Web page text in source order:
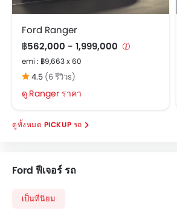
ระบบเสริมแรงเบรก
ไฟเตือนประตู และฝากระโปรงท้าย
เซ็นเซอร์ตรวจจับการชน
ระบบสัญญาณกันขโมย
ล็อกประตูป้องกันเด็ก
คานเหล็กด้านข้างรถ
คานเหล็กด้านหน้ารถ
ระบบกุญแจนิรภัย
ระบบ เปิด / ปิด ไฟหน้าอัตโนมัติ
ระบบปรับไฟหน้า สูง / ต่ำ
Ford Ranger
฿562,000 - 1,999,000
emi : ฿9,663 x 60
4.5 (6 รีวิวs)
Ranger ราคา
PICKUP รถ
Ford ฟีเจอร์ รถ
เป็นที่นิยม